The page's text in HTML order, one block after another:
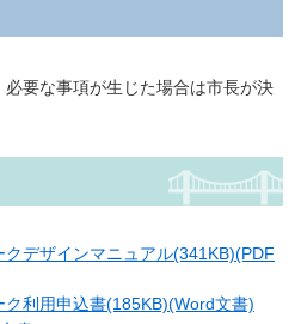
要な事項が生じた場合は市長が決
クデザインマニュアル(341KB)(PDF
ク利用申込書(185KB)(Word文書)